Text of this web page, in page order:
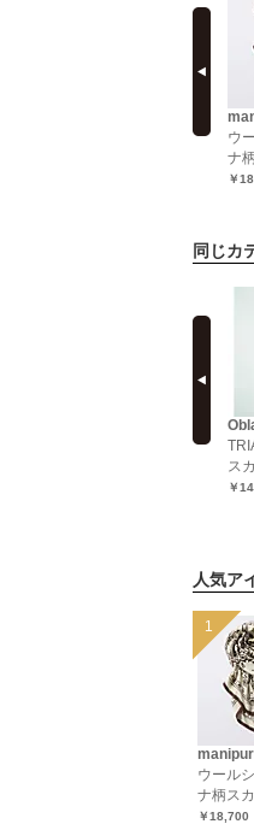
に。
ンに
優れ
プレ
届け
覧エ
ウ
ナ
￥
同じカ
【五明祐子さんコラ
ス
￥
人気ア
ウール
ナ柄ス
￥18,700